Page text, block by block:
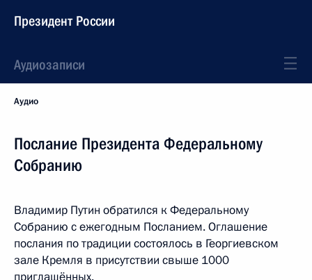
Президент России
Аудиозаписи
Аудио
Послание Президента Федеральному
Собранию
Владимир Путин обратился к Федеральному
Собранию с ежегодным Посланием. Оглашение
послания по традиции состоялось в Георгиевском
зале Кремля в присутствии свыше 1000